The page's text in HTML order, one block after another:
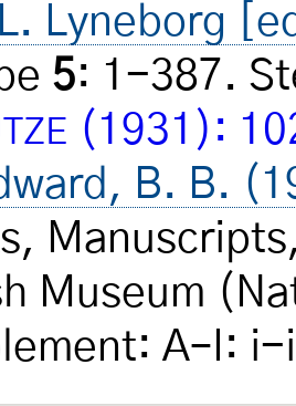
Lyneborg
5: 1-387.
(1931):
B. B.
Museum
A–I: